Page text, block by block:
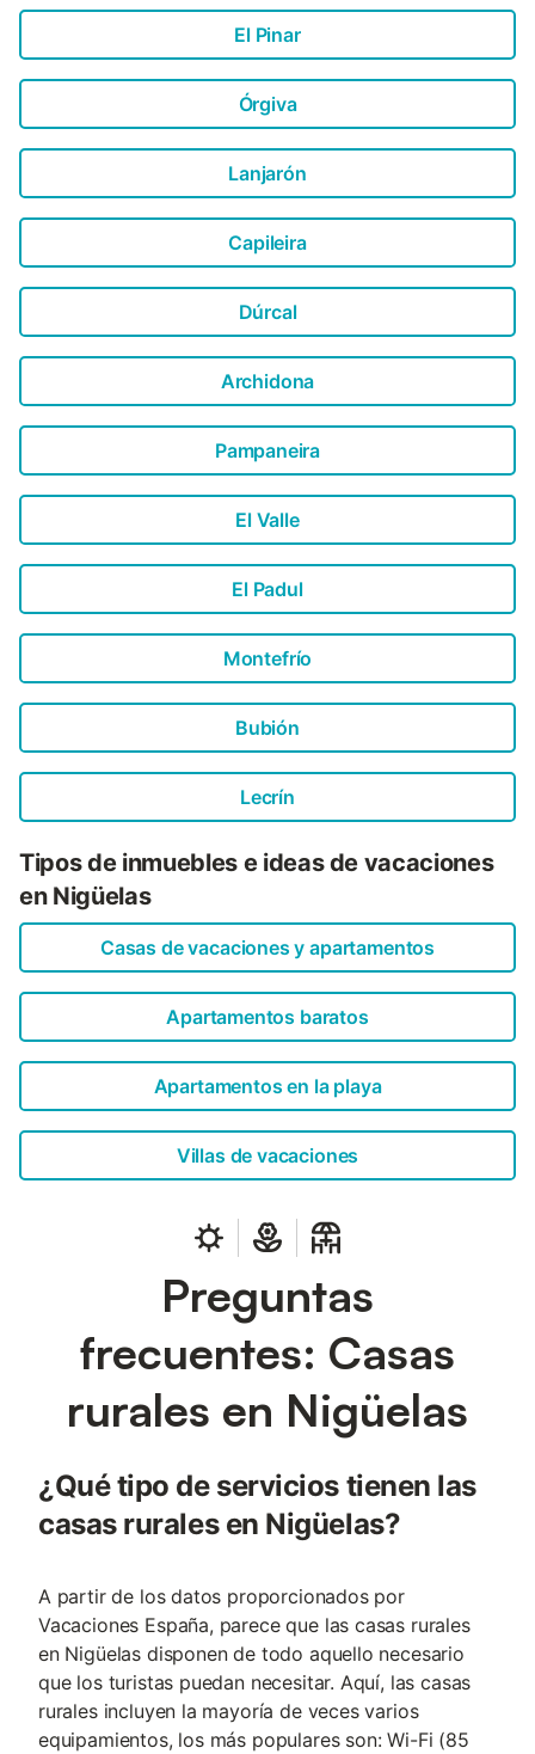
El Pinar
Órgiva
Lanjarón
Capileira
Dúrcal
Archidona
Pampaneira
El Valle
El Padul
Montefrío
Bubión
Lecrín
Tipos de inmuebles e ideas de vacaciones
en Nigüelas
Casas de vacaciones y apartamentos
Apartamentos baratos
Apartamentos en la playa
Villas de vacaciones
Preguntas
frecuentes: Casas
rurales en Nigüelas
¿Qué tipo de servicios tienen las
casas rurales en Nigüelas?
A partir de los datos proporcionados por
Vacaciones España, parece que las casas rurales
en Nigüelas disponen de todo aquello necesario
que los turistas puedan necesitar. Aquí, las casas
rurales incluyen la mayoría de veces varios
equipamientos, los más populares son: Wi-Fi (85